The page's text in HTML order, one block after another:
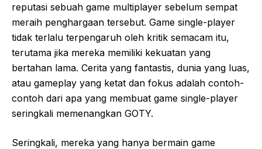
reputasi sebuah game multiplayer sebelum sempat
meraih penghargaan tersebut. Game single-player
tidak terlalu terpengaruh oleh kritik semacam itu,
terutama jika mereka memiliki kekuatan yang
bertahan lama. Cerita yang fantastis, dunia yang luas,
atau gameplay yang ketat dan fokus adalah contoh-
contoh dari apa yang membuat game single-player
seringkali memenangkan GOTY.
Seringkali, mereka yang hanya bermain game